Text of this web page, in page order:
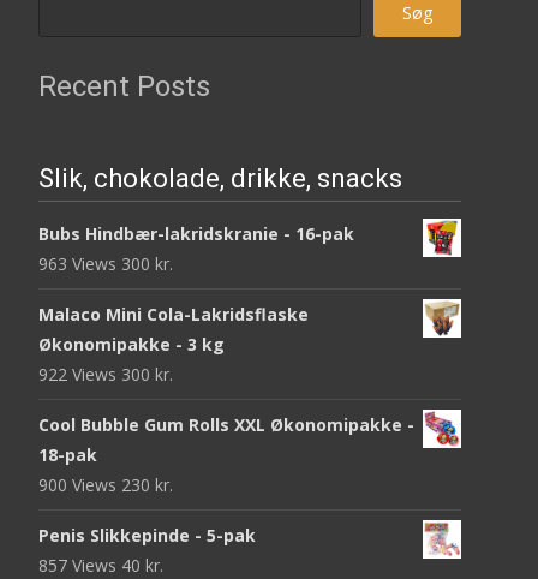
Søg
Recent Posts
Slik, chokolade, drikke, snacks
Bubs Hindbær-lakridskranie - 16-pak
963 Views 300 kr.
Malaco Mini Cola-Lakridsflaske
Økonomipakke - 3 kg
922 Views 300 kr.
Cool Bubble Gum Rolls XXL Økonomipakke -
18-pak
900 Views 230 kr.
Penis Slikkepinde - 5-pak
857 Views 40 kr.